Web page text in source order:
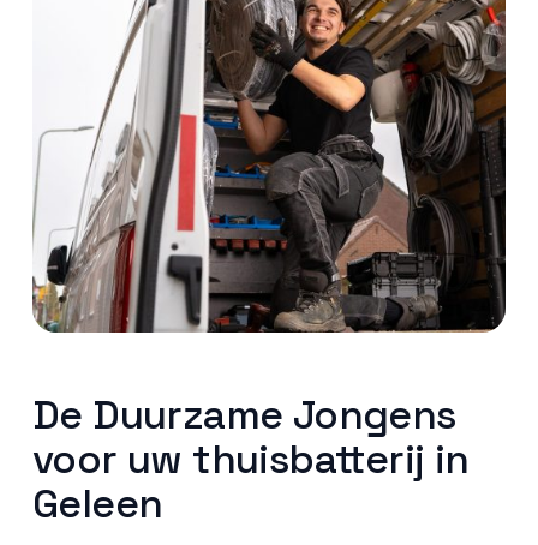
De Duurzame Jongens
voor uw thuisbatterij in
Geleen